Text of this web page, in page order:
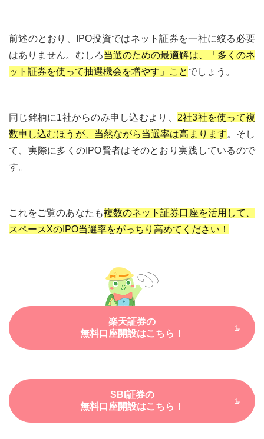
前述のとおり、IPO投資ではネット証券を一社に絞る必要
はありません。むしろ当選のための最適解は、「多くのネ
ット証券を使って抽選機会を増やす」こと でしょう。
同じ銘柄に1社からのみ申し込むより、 2社3社を使って複
数申し込むほうが、当然ながら当選率は高まります。そし
て、実際に多くのIPO賢者はそのとおり実践しているので
す。
これをご覧のあなたも複数のネット証券口座を活用して、
スペースXのIPO当選率をがっちり高めてください！
楽天証券の
無料口座開設はこちら！
SBI証券の
無料口座開設はこちら！